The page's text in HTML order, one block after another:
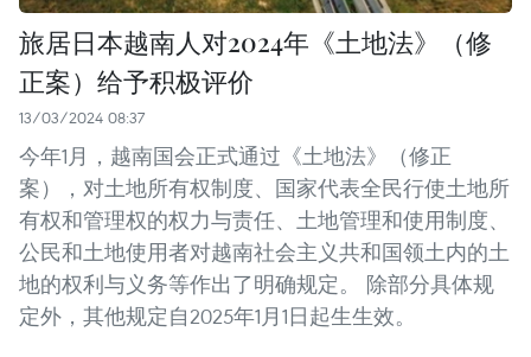
旅居日本越南人对2024年《土地法》（修
正案）给予积极评价
13/03/2024 08:37
今年1月，越南国会正式通过《土地法》（修正
案），对土地所有权制度、国家代表全民行使土地所
有权和管理权的权力与责任、土地管理和使用制度、
公民和土地使用者对越南社会主义共和国领土内的土
地的权利与义务等作出了明确规定。 除部分具体规
定外，其他规定自2025年1月1日起生生效。